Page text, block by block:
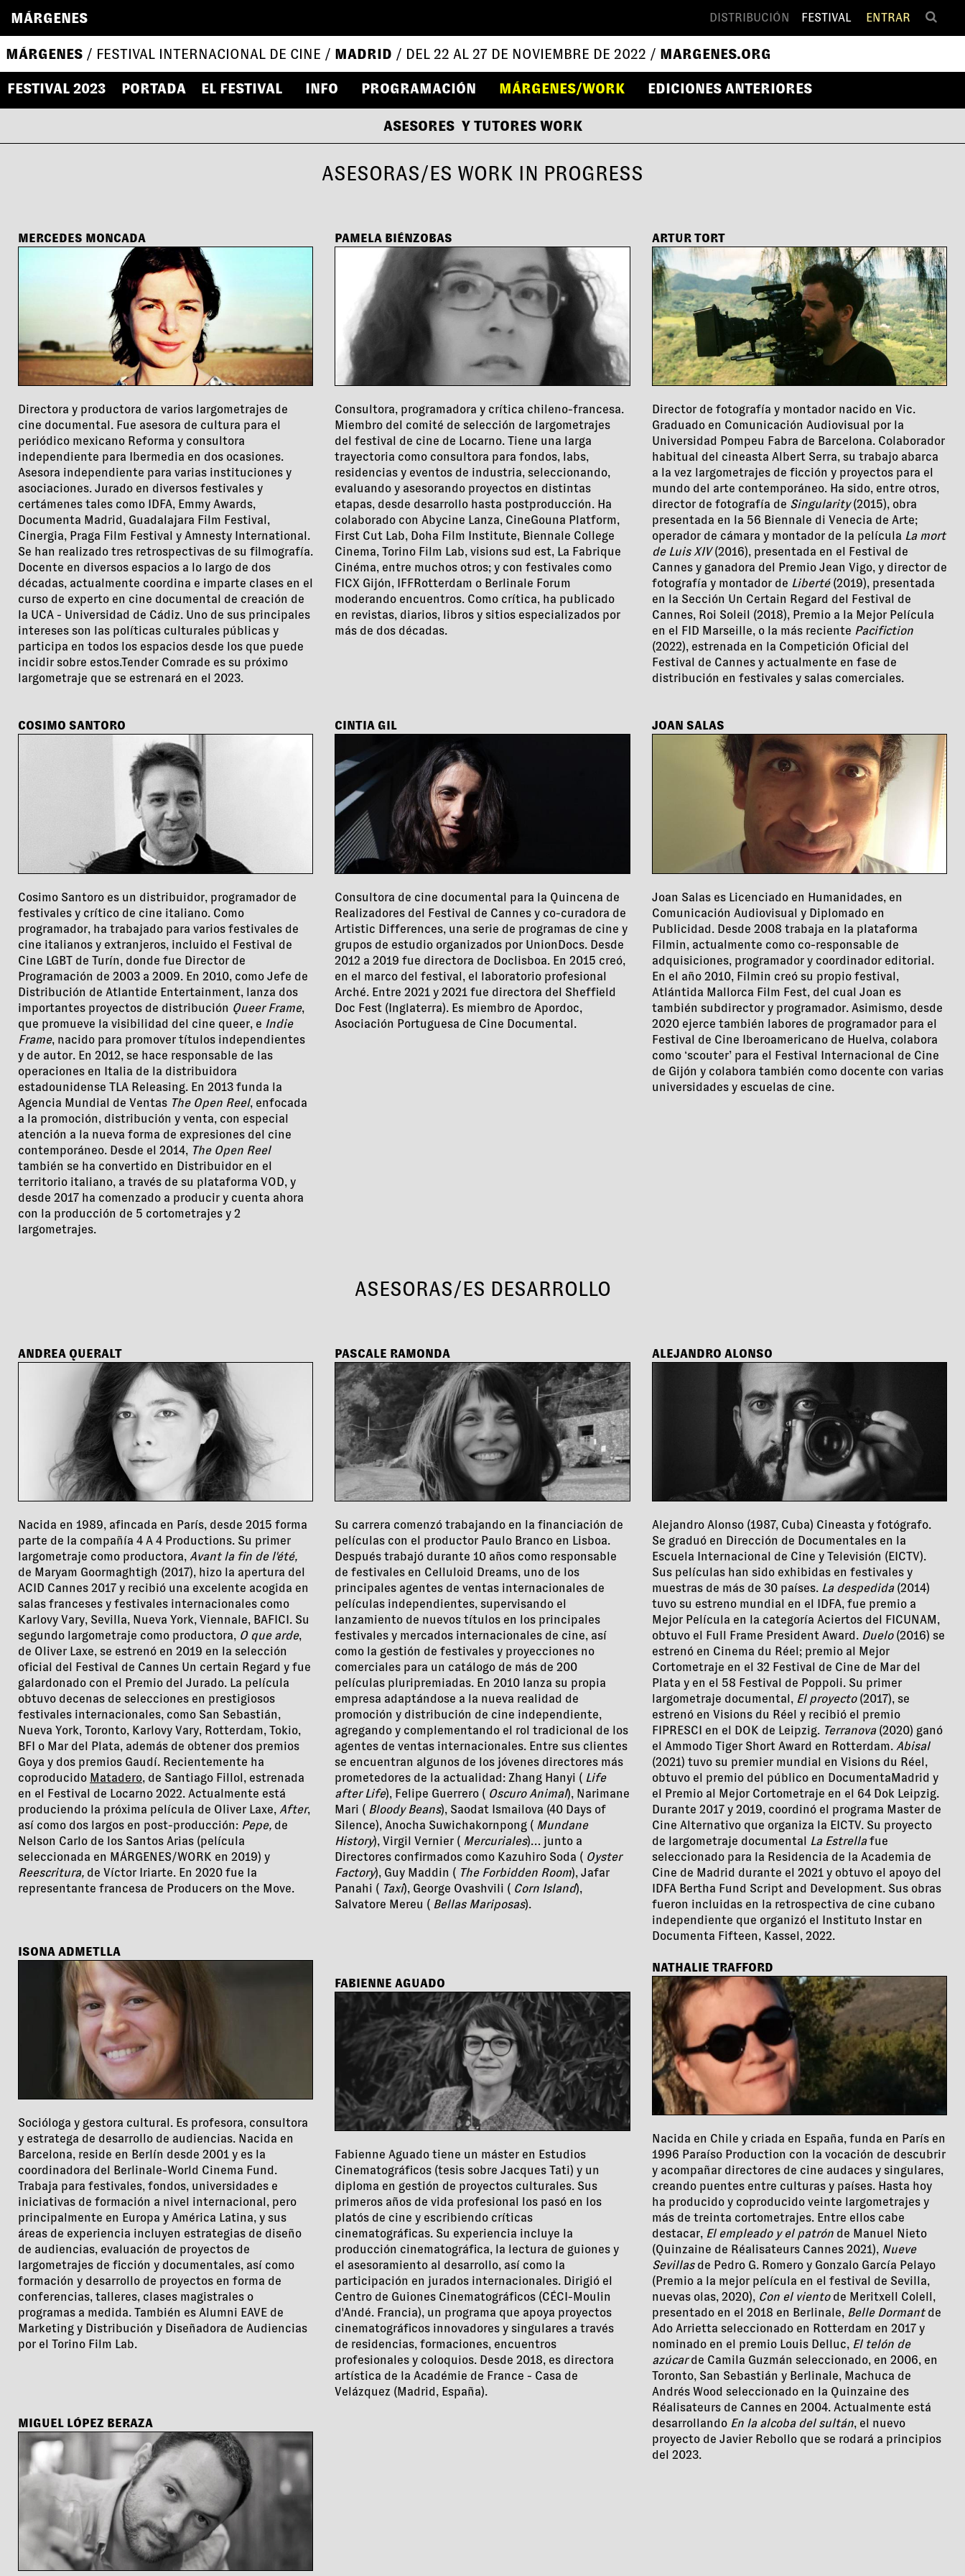
MÁRGENES DISTRIBUCIÓN FESTIVAL ENTRAR
MÁRGENES / FESTIVAL INTERNACIONAL DE CINE / MADRID / DEL 22 AL 27 DE NOVIEMBRE DE 2022 / MARGENES.ORG
FESTIVAL 2023 PORTADA EL FESTIVAL INFO PROGRAMACIÓN MÁRGENES/WORK EDICIONES ANTERIORES
ASESORES Y TUTORES WORK
ASESORAS/ES WORK IN PROGRESS
MERCEDES MONCADA
Directora y productora de varios largometrajes de
cine documental. Fue asesora de cultura para el
periódico mexicano Reforma y consultora
independiente para Ibermedia en dos ocasiones.
Asesora independiente para varias instituciones y
asociaciones. Jurado en diversos festivales y
certámenes tales como IDFA, Emmy Awards,
Documenta Madrid, Guadalajara Film Festival,
Cinergia, Praga Film Festival y Amnesty International.
Se han realizado tres retrospectivas de su filmografía.
Docente en diversos espacios a lo largo de dos
décadas, actualmente coordina e imparte clases en el
curso de experto en cine documental de creación de
la UCA - Universidad de Cádiz. Uno de sus principales
intereses son las políticas culturales públicas y
participa en todos los espacios desde los que puede
incidir sobre estos.Tender Comrade es su próximo
largometraje que se estrenará en el 2023.
COSIMO SANTORO
Cosimo Santoro es un distribuidor, programador de
festivales y crítico de cine italiano. Como
programador, ha trabajado para varios festivales de
cine italianos y extranjeros, incluido el Festival de
Cine LGBT de Turín, donde fue Director de
Programación de 2003 a 2009. En 2010, como Jefe de
Distribución de Atlantide Entertainment, lanza dos
importantes proyectos de distribución Queer Frame,
que promueve la visibilidad del cine queer, e Indie
Frame, nacido para promover títulos independientes
y de autor. En 2012, se hace responsable de las
operaciones en Italia de la distribuidora
estadounidense TLA Releasing. En 2013 funda la
Agencia Mundial de Ventas The Open Reel, enfocada
a la promoción, distribución y venta, con especial
atención a la nueva forma de expresiones del cine
contemporáneo. Desde el 2014, The Open Reel
también se ha convertido en Distribuidor en el
territorio italiano, a través de su plataforma VOD, y
desde 2017 ha comenzado a producir y cuenta ahora
con la producción de 5 cortometrajes y 2
largometrajes.
PAMELA BIÉNZOBAS
Consultora, programadora y crítica chileno-francesa.
Miembro del comité de selección de largometrajes
del festival de cine de Locarno. Tiene una larga
trayectoria como consultora para fondos, labs,
residencias y eventos de industria, seleccionando,
evaluando y asesorando proyectos en distintas
etapas, desde desarrollo hasta postproducción. Ha
colaborado con Abycine Lanza, CineGouna Platform,
First Cut Lab, Doha Film Institute, Biennale College
Cinema, Torino Film Lab, visions sud est, La Fabrique
Cinéma, entre muchos otros; y con festivales como
FICX Gijón, IFFRotterdam o Berlinale Forum
moderando encuentros. Como crítica, ha publicado
en revistas, diarios, libros y sitios especializados por
más de dos décadas.
CINTIA GIL
Consultora de cine documental para la Quincena de
Realizadores del Festival de Cannes y co-curadora de
Artistic Differences, una serie de programas de cine y
grupos de estudio organizados por UnionDocs. Desde
2012 a 2019 fue directora de Doclisboa. En 2015 creó,
en el marco del festival, el laboratorio profesional
Arché. Entre 2021 y 2021 fue directora del Sheffield
Doc Fest (Inglaterra). Es miembro de Apordoc,
Asociación Portuguesa de Cine Documental.
ARTUR TORT
Director de fotografía y montador nacido en Vic.
Graduado en Comunicación Audiovisual por la
Universidad Pompeu Fabra de Barcelona. Colaborador
habitual del cineasta Albert Serra, su trabajo abarca
a la vez largometrajes de ficción y proyectos para el
mundo del arte contemporáneo. Ha sido, entre otros,
director de fotografía de Singularity(2015), obra
presentada en la 56 Biennale di Venecia de Arte;
operador de cámara y montador de la película La mort
de Luis XIV(2016), presentada en el Festival de
Cannes y ganadora del Premio Jean Vigo, y director de
fotografía y montador de Liberté(2019), presentada
en la Sección Un Certain Regard del Festival de
Cannes, Roi Soleil (2018), Premio a la Mejor Película
en el FID Marseille, o la más reciente Pacifiction
(2022), estrenada en la Competición Oficial del
Festival de Cannes y actualmente en fase de
distribución en festivales y salas comerciales.
JOAN SALAS
Joan Salas es Licenciado en Humanidades, en
Comunicación Audiovisual y Diplomado en
Publicidad. Desde 2008 trabaja en la plataforma
Filmin, actualmente como co-responsable de
adquisiciones, programador y coordinador editorial.
En el año 2010, Filmin creó su propio festival,
Atlántida Mallorca Film Fest, del cual Joan es
también subdirector y programador. Asimismo, desde
2020 ejerce también labores de programador para el
Festival de Cine Iberoamericano de Huelva, colabora
como ‘scouter’ para el Festival Internacional de Cine
de Gijón y colabora también como docente con varias
universidades y escuelas de cine.
ASESORAS/ES DESARROLLO
ANDREA QUERALT
Nacida en 1989, afincada en París, desde 2015 forma
parte de la compañía 4 A 4 Productions. Su primer
largometraje como productora, Avant la fin de l'été,
de Maryam Goormaghtigh (2017), hizo la apertura del
ACID Cannes 2017 y recibió una excelente acogida en
salas franceses y festivales internacionales como
Karlovy Vary, Sevilla, Nueva York, Viennale, BAFICI. Su
segundo largometraje como productora, O que arde,
de Oliver Laxe, se estrenó en 2019 en la selección
oficial del Festival de Cannes Un certain Regard y fue
galardonado con el Premio del Jurado. La película
obtuvo decenas de selecciones en prestigiosos
festivales internacionales, como San Sebastián,
Nueva York, Toronto, Karlovy Vary, Rotterdam, Tokio,
BFI o Mar del Plata, además de obtener dos premios
Goya y dos premios Gaudí. Recientemente ha
coproducido Matadero, de Santiago Fillol, estrenada
en el Festival de Locarno 2022. Actualmente está
produciendo la próxima película de Oliver Laxe, After,
así como dos largos en post-producción: Pepe, de
Nelson Carlo de los Santos Arias (película
seleccionada en MÁRGENES/WORK en 2019) y
Reescritura, de Víctor Iriarte. En 2020 fue la
representante francesa de Producers on the Move.
ISONA ADMETLLA
Socióloga y gestora cultural. Es profesora, consultora
y estratega de desarrollo de audiencias. Nacida en
Barcelona, reside en Berlín desde 2001 y es la
coordinadora del Berlinale-World Cinema Fund.
Trabaja para festivales, fondos, universidades e
iniciativas de formación a nivel internacional, pero
principalmente en Europa y América Latina, y sus
áreas de experiencia incluyen estrategias de diseño
de audiencias, evaluación de proyectos de
largometrajes de ficción y documentales, así como
formación y desarrollo de proyectos en forma de
conferencias, talleres, clases magistrales o
programas a medida. También es Alumni EAVE de
Marketing y Distribución y Diseñadora de Audiencias
por el Torino Film Lab.
MIGUEL LÓPEZ BERAZA
PASCALE RAMONDA
Su carrera comenzó trabajando en la financiación de
películas con el productor Paulo Branco en Lisboa.
Después trabajó durante 10 años como responsable
de festivales en Celluloid Dreams, uno de los
principales agentes de ventas internacionales de
películas independientes, supervisando el
lanzamiento de nuevos títulos en los principales
festivales y mercados internacionales de cine, así
como la gestión de festivales y proyecciones no
comerciales para un catálogo de más de 200
películas pluripremiadas. En 2010 lanza su propia
empresa adaptándose a la nueva realidad de
promoción y distribución de cine independiente,
agregando y complementando el rol tradicional de los
agentes de ventas internacionales. Entre sus clientes
se encuentran algunos de los jóvenes directores más
prometedores de la actualidad: Zhang Hanyi ( Life
after Life), Felipe Guerrero ( Oscuro Animal), Narimane
Mari ( Bloody Beans), Saodat Ismailova (40 Days of
Silence), Anocha Suwichakornpong ( Mundane
History), Virgil Vernier ( Mercuriales)… junto a
Directores confirmados como Kazuhiro Soda ( Oyster
Factory), Guy Maddin ( The Forbidden Room), Jafar
Panahi ( Taxi), George Ovashvili ( Corn Island),
Salvatore Mereu ( Bellas Mariposas).
FABIENNE AGUADO
Fabienne Aguado tiene un máster en Estudios
Cinematográficos (tesis sobre Jacques Tati) y un
diploma en gestión de proyectos culturales. Sus
primeros años de vida profesional los pasó en los
platós de cine y escribiendo críticas
cinematográficas. Su experiencia incluye la
producción cinematográfica, la lectura de guiones y
el asesoramiento al desarrollo, así como la
participación en jurados internacionales. Dirigió el
Centro de Guiones Cinematográficos (CÉCI-Moulin
d'Andé. Francia), un programa que apoya proyectos
cinematográficos innovadores y singulares a través
de residencias, formaciones, encuentros
profesionales y coloquios. Desde 2018, es directora
artística de la Académie de France - Casa de
Velázquez (Madrid, España).
ALEJANDRO ALONSO
Alejandro Alonso (1987, Cuba) Cineasta y fotógrafo.
Se graduó en Dirección de Documentales en la
Escuela Internacional de Cine y Televisión (EICTV).
Sus películas han sido exhibidas en festivales y
muestras de más de 30 países. La despedida (2014)
tuvo su estreno mundial en el IDFA, fue premio a
Mejor Película en la categoría Aciertos del FICUNAM,
obtuvo el Full Frame President Award. Duelo (2016) se
estrenó en Cinema du Réel; premio al Mejor
Cortometraje en el 32 Festival de Cine de Mar del
Plata y en el 58 Festival de Poppoli. Su primer
largometraje documental, El proyecto(2017), se
estrenó en Visions du Réel y recibió el premio
FIPRESCI en el DOK de Leipzig. Terranova(2020) ganó
el Ammodo Tiger Short Award en Rotterdam. Abisal
(2021) tuvo su premier mundial en Visions du Réel,
obtuvo el premio del público en DocumentaMadrid y
el Premio al Mejor Cortometraje en el 64 Dok Leipzig.
Durante 2017 y 2019, coordinó el programa Master de
Cine Alternativo que organiza la EICTV. Su proyecto
de largometraje documental La Estrellafue
seleccionado para la Residencia de la Academia de
Cine de Madrid durante el 2021 y obtuvo el apoyo del
IDFA Bertha Fund Script and Development. Sus obras
fueron incluidas en la retrospectiva de cine cubano
independiente que organizó el Instituto Instar en
Documenta Fifteen, Kassel, 2022.
NATHALIE TRAFFORD
Nacida en Chile y criada en España, funda en París en
1996 Paraíso Production con la vocación de descubrir
y acompañar directores de cine audaces y singulares,
creando puentes entre culturas y países. Hasta hoy
ha producido y coproducido veinte largometrajes y
más de treinta cortometrajes. Entre ellos cabe
destacar, El empleado y el patrónde Manuel Nieto
(Quinzaine de Réalisateurs Cannes 2021), Nueve
Sevillasde Pedro G. Romero y Gonzalo García Pelayo
(Premio a la mejor película en el festival de Sevilla,
nuevas olas, 2020), Con el vientode Meritxell Colell,
presentado en el 2018 en Berlinale, Belle Dormantde
Ado Arrietta seleccionado en Rotterdam en 2017 y
nominado en el premio Louis Delluc, El telón de
azúcarde Camila Guzmán seleccionado, en 2006, en
Toronto, San Sebastián y Berlinale, Machuca de
Andrés Wood seleccionado en la Quinzaine des
Réalisateurs de Cannes en 2004. Actualmente está
desarrollando En la alcoba del sultán, el nuevo
proyecto de Javier Rebollo que se rodará a principios
del 2023.